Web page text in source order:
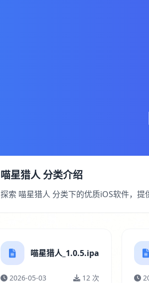
喵星猎人 分类介绍
探索 喵星猎人 分类下的优质iOS软件，
喵星猎人_1.0.5.ipa
2026-05-03 12 次